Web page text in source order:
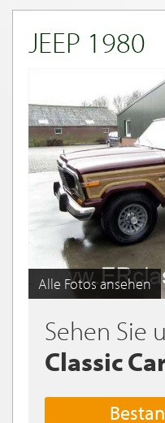
JEEP 1980
Alle Fotos ansehen
Sehen Sie
Classic